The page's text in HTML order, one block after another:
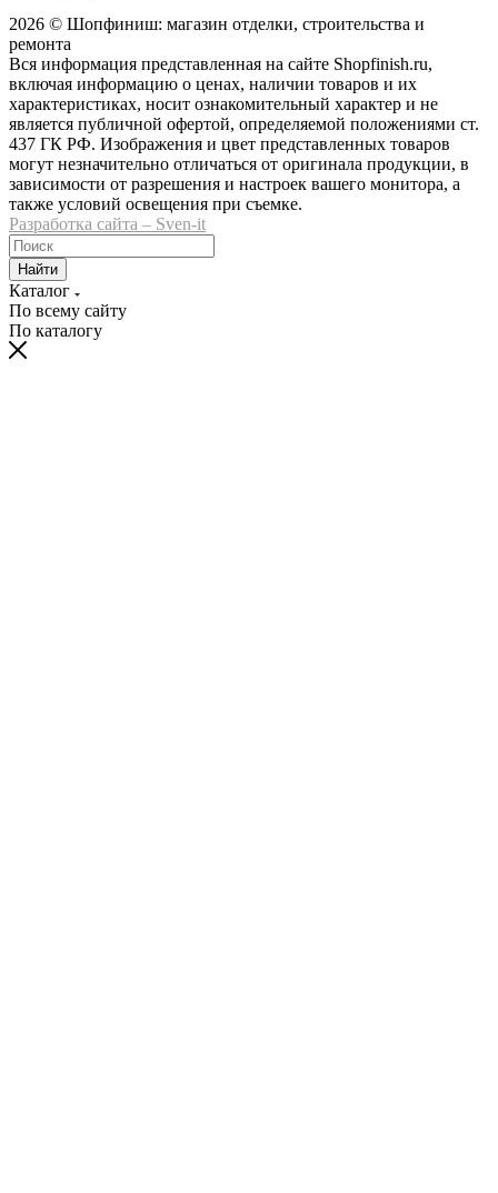
2026 © Шопфиниш: магазин отделки, строительства и
ремонта
Вся информация представленная на сайте Shopfinish.ru,
включая информацию о ценах, наличии товаров и их
характеристиках, носит ознакомительный характер и не
является публичной офертой, определяемой положениями ст.
437 ГК РФ. Изображения и цвет представленных товаров
могут незначительно отличаться от оригинала продукции, в
зависимости от разрешения и настроек вашего монитора, а
также условий освещения при съемке.
Разработка сайта – Sven-it
Найти
Каталог
По всему сайту
По каталогу